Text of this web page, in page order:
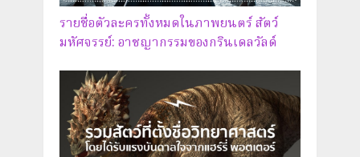
รายชื่อตัวละครทั้งหมดในภาพยนตร์ สัตว์
มหัศจรรย์: อาชญากรรมของกรินเดลวัลด์